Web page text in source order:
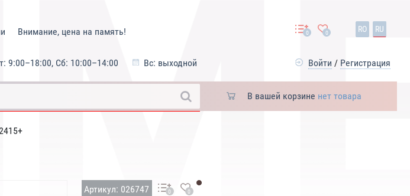
Внимание, цена на память!
9:00–18:00, Сб: 10:00–14:00 Вс: выходной
0 0 RO RU
Войти / Регистрация
В вашей корзине нет товара
Артикул: 026747 0 0